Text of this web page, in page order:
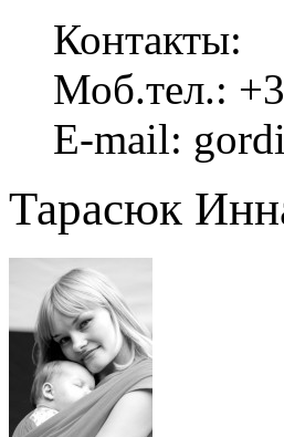
Контакты:
Моб.тел.:
E-mail:
Тарасюк